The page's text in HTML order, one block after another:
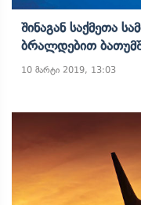
Შინაგან Საქმეთა
Ბრალდებით
10 მარტი 2019, 13:03